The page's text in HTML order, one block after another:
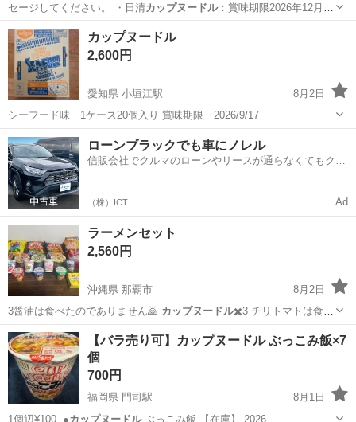
セージしてください。 ・日清カップヌードル：賞味期限2026年12月
…東京 世田谷区 桜新町駅
カップヌードル
2,600円
愛知県 小垣江駅
8月2日
シーフード味 1ケース20個入り 賞味期限 2026/9/17
愛知 刈谷市 小垣江駅 食品
ローンブラックでも車にノレル
信販会社でクルマのローンやリースが通らなくてもクル
（株）ICT Ad
ラーメンセット
2,560円
沖縄県 那覇市
8月2日
️3醤油は食べたのでありません🙇 カップヌードル✖️3 チリトマトは食べ
たのであ…
沖縄 那覇市 食品
【バラ売り可】カップヌードル ぶっこみ飯×7
個
700円
福岡県 門司駅
8月1日
1個辺¥100- ●カップヌードル ぶっこみ飯 【在庫】 2026…